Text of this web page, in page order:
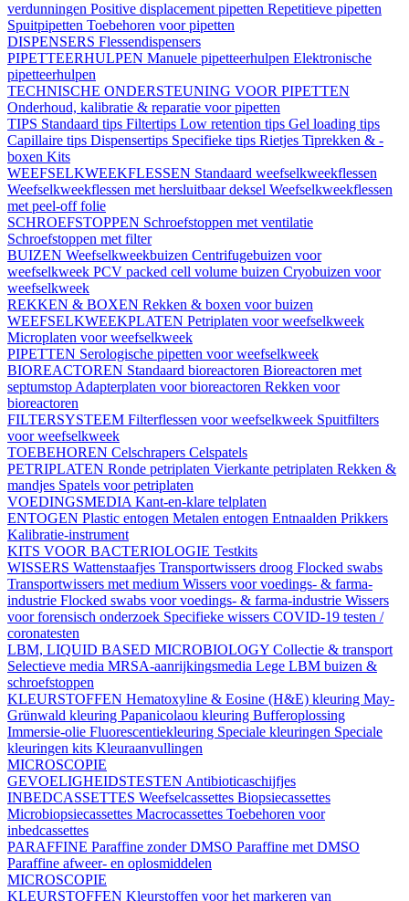
verdunningen Positive displacement pipetten Repetitieve pipetten
Spuitpipetten Toebehoren voor pipetten
DISPENSERS Flessendispensers
PIPETTEERHULPEN Manuele pipetteerhulpen Elektronische
pipetteerhulpen
TECHNISCHE ONDERSTEUNING VOOR PIPETTEN
Onderhoud, kalibratie & reparatie voor pipetten
TIPS Standaard tips Filtertips Low retention tips Gel loading tips
Capillaire tips Dispensertips Specifieke tips Rietjes Tiprekken & -
boxen Kits
WEEFSELKWEEKFLESSEN Standaard weefselkweekflessen
Weefselkweekflessen met hersluitbaar deksel Weefselkweekflessen
met peel-off folie
SCHROEFSTOPPEN Schroefstoppen met ventilatie
Schroefstoppen met filter
BUIZEN Weefselkweekbuizen Centrifugebuizen voor
weefselkweek PCV packed cell volume buizen Cryobuizen voor
weefselkweek
REKKEN & BOXEN Rekken & boxen voor buizen
WEEFSELKWEEKPLATEN Petriplaten voor weefselkweek
Microplaten voor weefselkweek
PIPETTEN Serologische pipetten voor weefselkweek
BIOREACTOREN Standaard bioreactoren Bioreactoren met
septumstop Adapterplaten voor bioreactoren Rekken voor
bioreactoren
FILTERSYSTEEM Filterflessen voor weefselkweek Spuitfilters
voor weefselkweek
TOEBEHOREN Celschrapers Celspatels
PETRIPLATEN Ronde petriplaten Vierkante petriplaten Rekken &
mandjes Spatels voor petriplaten
VOEDINGSMEDIA Kant-en-klare telplaten
ENTOGEN Plastic entogen Metalen entogen Entnaalden Prikkers
Kalibratie-instrument
KITS VOOR BACTERIOLOGIE Testkits
WISSERS Wattenstaafjes Transportwissers droog Flocked swabs
Transportwissers met medium Wissers voor voedings- & farma-
industrie Flocked swabs voor voedings- & farma-industrie Wissers
voor forensisch onderzoek Specifieke wissers COVID-19 testen /
coronatesten
LBM, LIQUID BASED MICROBIOLOGY Collectie & transport
Selectieve media MRSA-aanrijkingsmedia Lege LBM buizen &
schroefstoppen
KLEURSTOFFEN Hematoxyline & Eosine (H&E) kleuring May-
Grünwald kleuring Papanicolaou kleuring Bufferoplossing
Immersie-olie Fluorescentiekleuring Speciale kleuringen Speciale
kleuringen kits Kleuraanvullingen
MICROSCOPIE
GEVOELIGHEIDSTESTEN Antibioticaschijfjes
INBEDCASSETTES Weefselcassettes Biopsiecassettes
Microbiopsiecassettes Macrocassettes Toebehoren voor
inbedcassettes
PARAFFINE Paraffine zonder DMSO Paraffine met DMSO
Paraffine afweer- en oplosmiddelen
MICROSCOPIE
KLEURSTOFFEN Kleurstoffen voor het markeren van